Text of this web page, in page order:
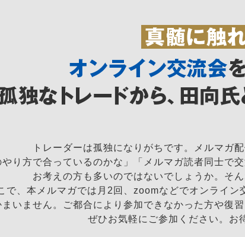
トレーダーは孤独になりがちです。メルマガ
やり方で合っているのかな」「メルマガ読者同士で
お考えの方も多いのではないでしょうか。そ
で、本メルマガでは月2回、zoomなどでオンライン
まいません。ご都合により参加できなかった方や復
ぜひお気軽にご参加ください。お